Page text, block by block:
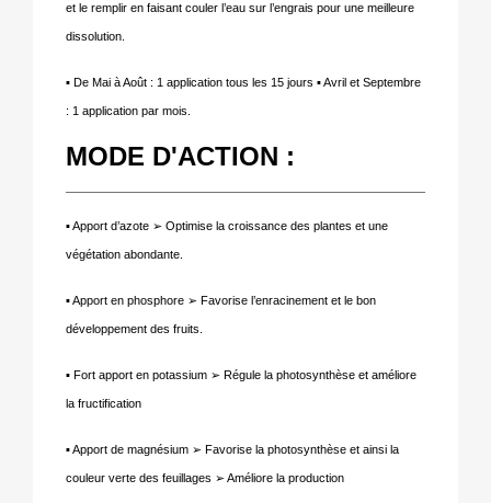
et le remplir en faisant couler l’eau sur l’engrais pour une meilleure
dissolution.
▪ De Mai à Août : 1 application tous les 15 jours ▪ Avril et Septembre
: 1 application par mois.
MODE D'ACTION :
▪ Apport d’azote ➢ Optimise la croissance des plantes et une
végétation abondante.
▪ Apport en phosphore ➢ Favorise l’enracinement et le bon
développement des fruits.
▪ Fort apport en potassium ➢ Régule la photosynthèse et améliore
la fructification
▪ Apport de magnésium ➢ Favorise la photosynthèse et ainsi la
couleur verte des feuillages ➢Améliore la production